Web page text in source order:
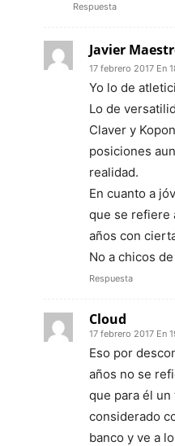
Respuesta
Javier
17 febrero 2017 En
Yo lo de
Lo de
Claver y
posiciones
realidad.
En cuanto a
que se refiere
años con
No a chicos
Respuesta
Cloud
17 febrero 2017 En
Eso por
años no se
que para él
considerado
banco y ve a